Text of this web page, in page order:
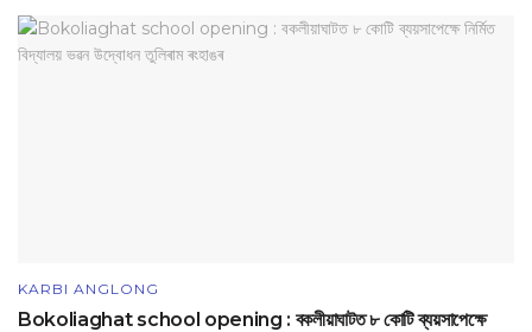
KARBI ANGLONG
Bokoliaghat school opening : বকলীয়াঘাটত ৮ কোটি ব্যয়সাপেক্ষে